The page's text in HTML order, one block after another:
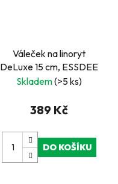
Váleček na linoryt
DeLuxe 15 cm, ESSDEE
Skladem(>5 ks)
389 Kč
DO KOŠÍKU